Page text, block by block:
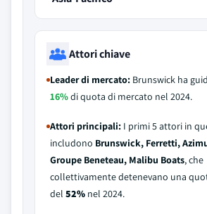
Attori chiave
Leader di mercato: Brunswick ha
16%di quota di mercato nel 2024.
Attori principali: I primi 5 attori in
includono Brunswick, Ferretti,
Groupe Beneteau, Malibu Boats, che
collettivamente detenevano una
del 52% nel 2024.